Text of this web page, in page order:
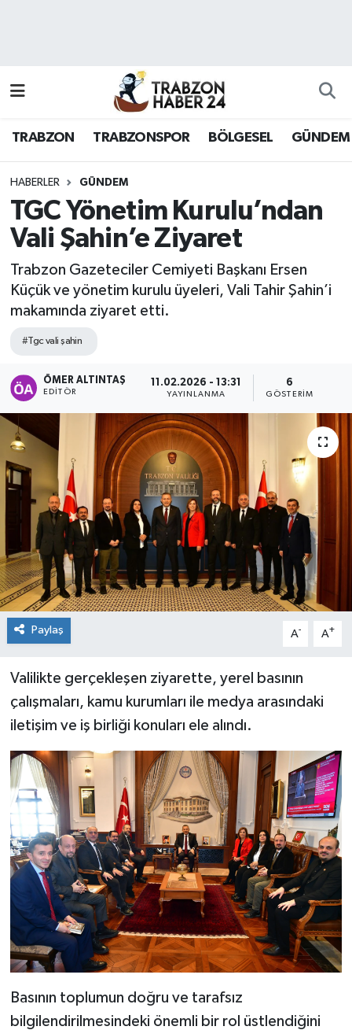
TRABZON TRABZONSPOR BÖLGESEL GÜNDEM
HABERLER GÜNDEM
TGC Yönetim Kurulu’ndan
Vali Şahin’e Ziyaret
Trabzon Gazeteciler Cemiyeti Başkanı Ersen
Küçük ve yönetim kurulu üyeleri, Vali Tahir Şahin’i
makamında ziyaret etti.
#Tgc vali şahin
ÖMER ALTINTAŞ
EDITÖR
11.02.2026 - 13:31
YAYINLANMA
6
GÖSTERIM
Paylaş A- A+
Valilikte gerçekleşen ziyarette, yerel basının
çalışmaları, kamu kurumları ile medya arasındaki
iletişim ve iş birliği konuları ele alındı.
Basının toplumun doğru ve tarafsız
bilgilendirilmesindeki önemli bir rol üstlendiğini
Hava Durumu
Namaz Vakitleri
Trafik Durumu
Süper Lig Puan Durumu ve Fikstür
Son Dakika Haberleri
Haber Arşivi